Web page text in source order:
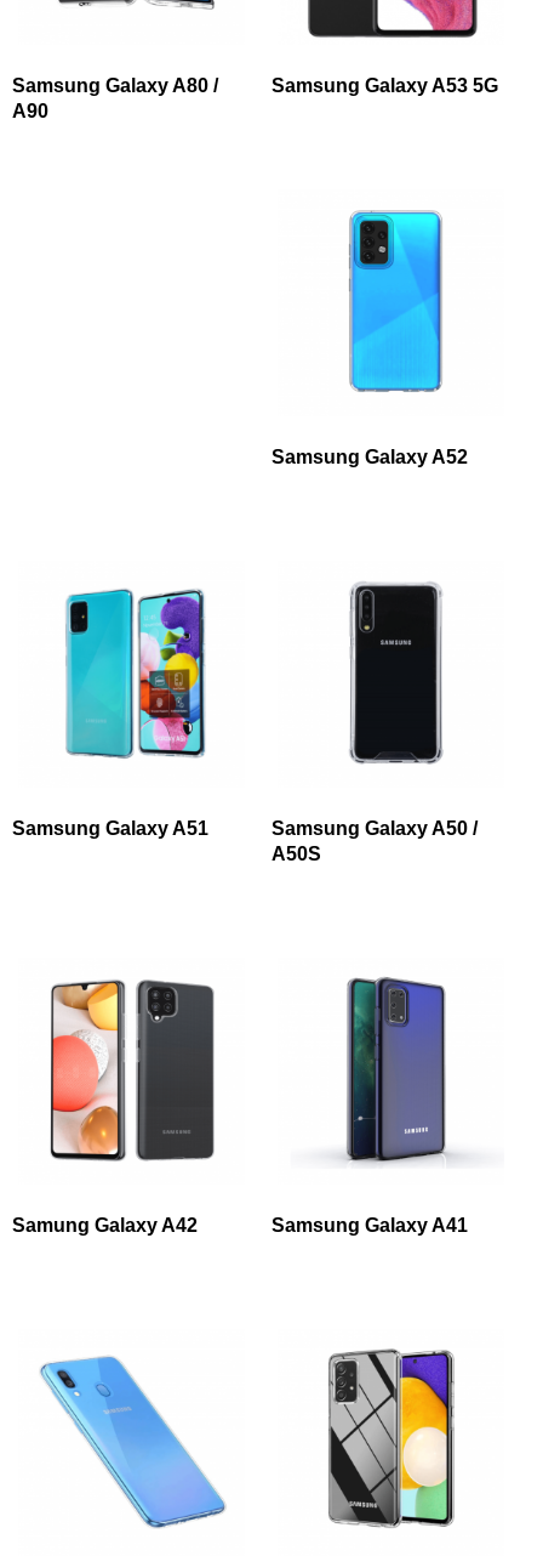
Samsung Galaxy A80 /
A90
Samsung Galaxy A53 5G
Samsung Galaxy A52
Samsung Galaxy A51
Samsung Galaxy A50 /
A50S
Samung Galaxy A42 Samsung Galaxy A41